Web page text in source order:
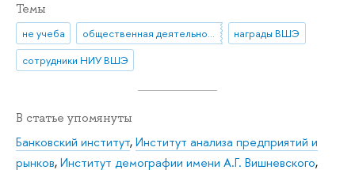
Темы
не учеба общественная деятельность
награды ВШЭ
сотрудники НИУ ВШЭ
В статье упомянуты
Банковский институт,Институт анализа предприятий и
рынков,Институт демографии имени А.Г. Вишневского,